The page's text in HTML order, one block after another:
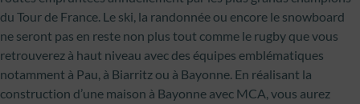
du Tour de France. Le ski, la randonnée ou encore le snowboard
ne seront pas en reste non plus tout comme le rugby que vous
retrouverez à haut niveau avec des équipes emblématiques
notamment à Pau, à Biarritz ou à Bayonne. En réalisant la
construction d’une maison à Bayonne avec MCA, vous aurez